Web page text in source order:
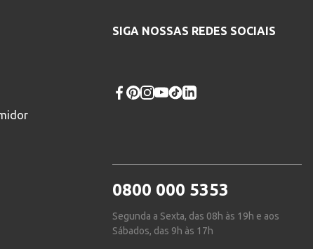
SIGA NOSSAS REDES SOCIAIS
0800 000 5353
Segunda a Sexta, das 08h às 19h e aos
Sábados, das 9h às 17h